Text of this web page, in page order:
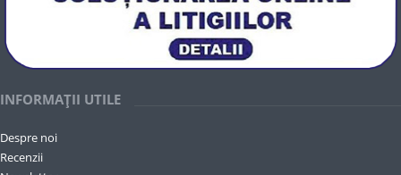
INFORMAȚII UTILE
Despre noi
Recenzii